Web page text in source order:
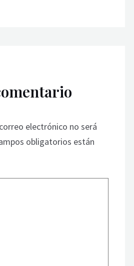
electrónico no será
obligatorios están